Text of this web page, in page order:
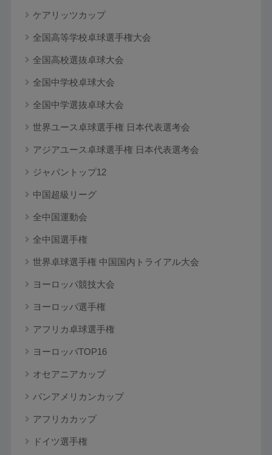
ケアリッツカップ
全国高等学校卓球選手権大会
全国高校選抜卓球大会
全国中学校卓球大会
全国中学選抜卓球大会
世界ユース卓球選手権 日本代表選考会
アジアユース卓球選手権 日本代表選考会
ジャパントップ12
中国超級リーグ
全中国運動会
全中国選手権
世界卓球選手権 中国国内トライアル大会
ヨーロッパ競技大会
ヨーロッパ選手権
アフリカ卓球選手権
ヨーロッパTOP16
オセアニアカップ
パンアメリカンカップ
アフリカカップ
ドイツ選手権